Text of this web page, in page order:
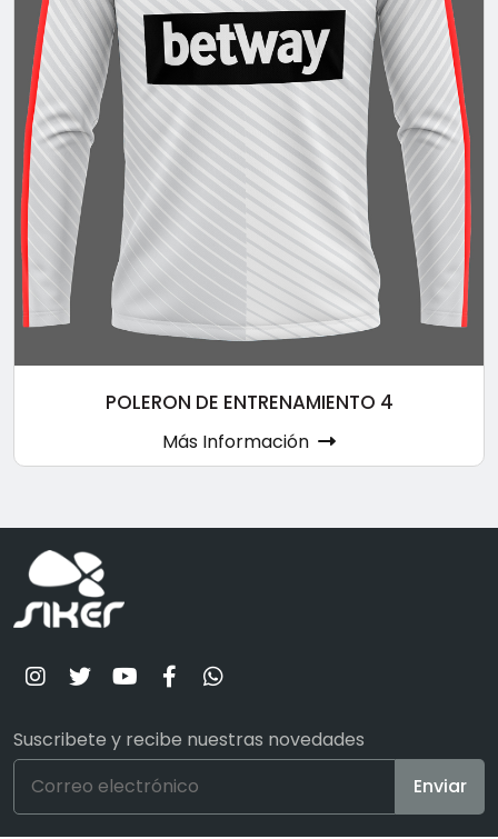
POLERON DE ENTRENAMIENTO 4
Más Información
Suscribete y recibe nuestras novedades
Enviar